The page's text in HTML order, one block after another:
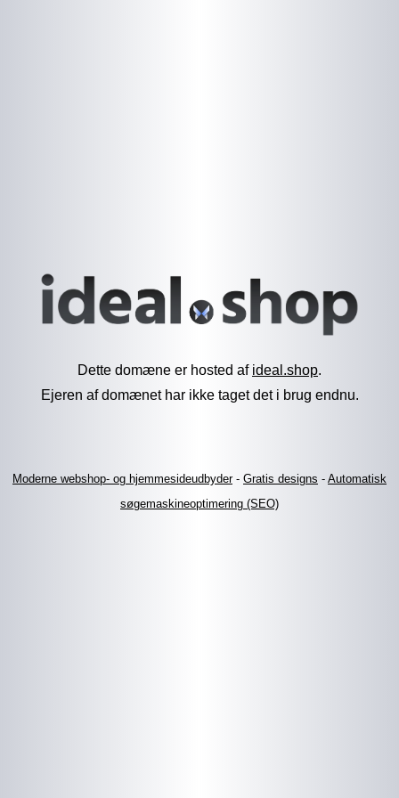
Dette domæne er hosted af ideal.shop.
Ejeren af domænet har ikke taget det i brug endnu.
Moderne webshop- og hjemmesideudbyder- Gratis designs - Automatisk
søgemaskineoptimering (SEO)